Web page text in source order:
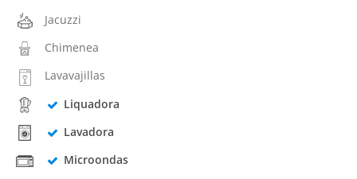
Jacuzzi
Chimenea
Lavavajillas
Liquadora
Lavadora
Microondas